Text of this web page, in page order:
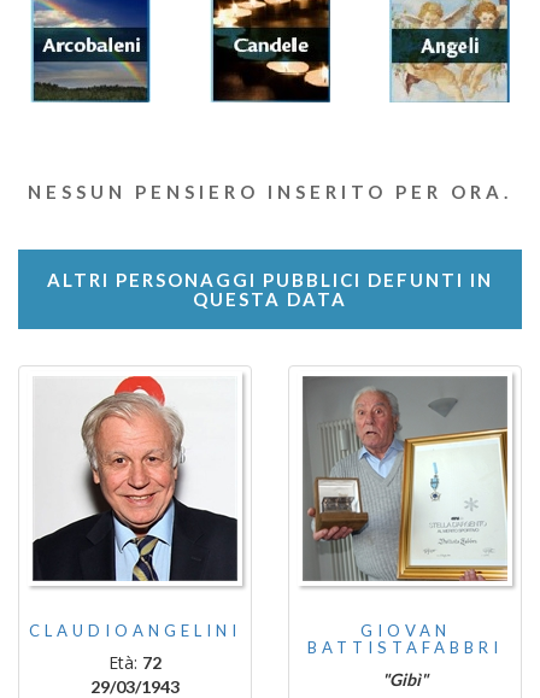
NESSUN PENSIERO INSERITO PER ORA.
ALTRI PERSONAGGI PUBBLICI DEFUNTI IN
QUESTA DATA
CLAUDIOANGELINI
Età: 72
29/03/1943
GIOVAN
BATTISTAFABBRI
"Gibì"